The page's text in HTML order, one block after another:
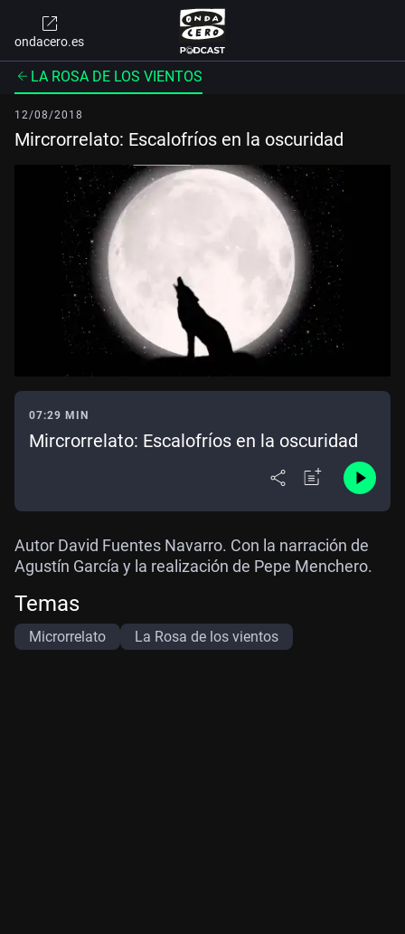
ondacero.es
LA ROSA DE LOS VIENTOS
12/08/2018
Mircrorrelato: Escalofríos en la oscuridad
07:29 MIN
Mircrorrelato: Escalofríos en la oscuridad
Autor David Fuentes Navarro. Con la narración de
Agustín García y la realización de Pepe Menchero.
Temas
Microrrelato La Rosa de los vientos